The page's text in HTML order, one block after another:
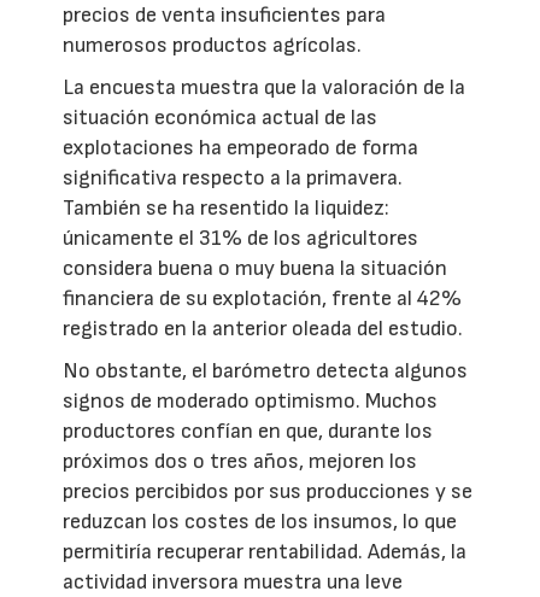
precios de venta insuficientes para
numerosos productos agrícolas.
La encuesta muestra que la valoración de la
situación económica actual de las
explotaciones ha empeorado de forma
significativa respecto a la primavera.
También se ha resentido la liquidez:
únicamente el 31% de los agricultores
considera buena o muy buena la situación
financiera de su explotación, frente al 42%
registrado en la anterior oleada del estudio.
No obstante, el barómetro detecta algunos
signos de moderado optimismo. Muchos
productores confían en que, durante los
próximos dos o tres años, mejoren los
precios percibidos por sus producciones y se
reduzcan los costes de los insumos, lo que
permitiría recuperar rentabilidad. Además, la
actividad inversora muestra una leve